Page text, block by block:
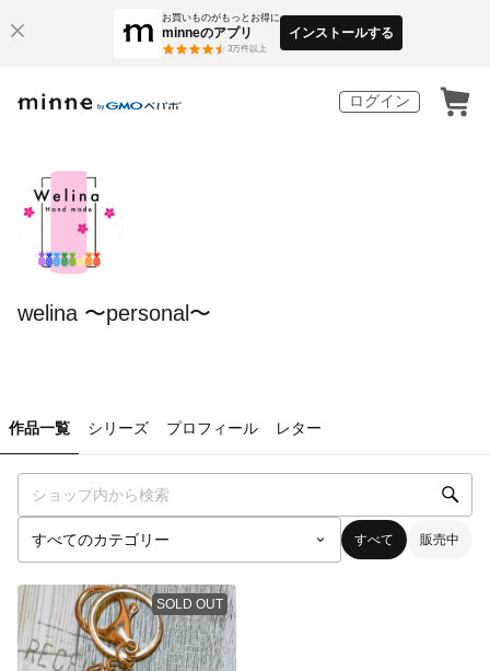
お買いものがもっとお得に
minneのアプリ
3万件以上
インストールする
ログイン
welina 〜personal〜
作品一覧 シリーズ プロフィール レター
すべて 販売中
SOLD OUT